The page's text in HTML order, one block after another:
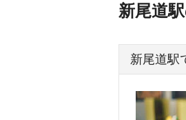
新尾道
新尾道駅